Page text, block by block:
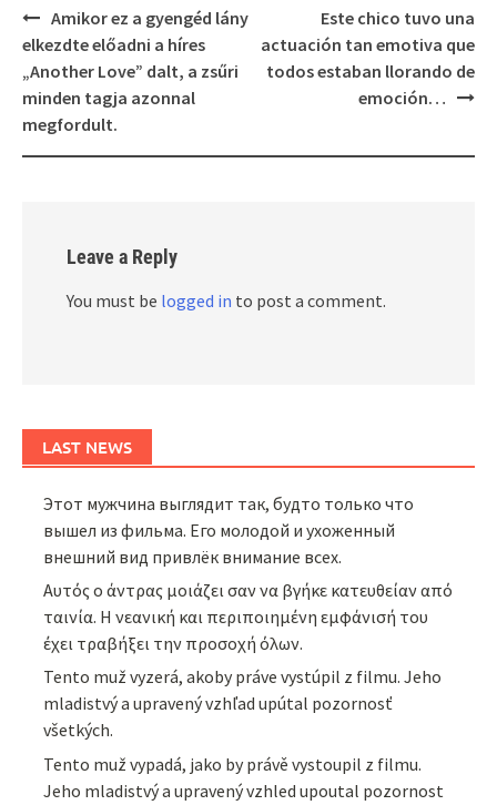
Post
navigation
Amikor ez a gyengéd lány
elkezdte előadni a híres
„Another Love” dalt, a zsűri
minden tagja azonnal
megfordult.
Este chico tuvo una
actuación tan emotiva que
todos estaban llorando de
emoción…
Leave a Reply
You must be logged in to post a comment.
LAST NEWS
Этот мужчина выглядит так, будто только что
вышел из фильма. Его молодой и ухоженный
внешний вид привлёк внимание всех.
Αυτός ο άντρας μοιάζει σαν να βγήκε κατευθείαν από
ταινία. Η νεανική και περιποιημένη εμφάνισή του
έχει τραβήξει την προσοχή όλων.
Tento muž vyzerá, akoby práve vystúpil z filmu. Jeho
mladistvý a upravený vzhľad upútal pozornosť
všetkých.
Tento muž vypadá, jako by právě vystoupil z filmu.
Jeho mladistvý a upravený vzhled upoutal pozornost